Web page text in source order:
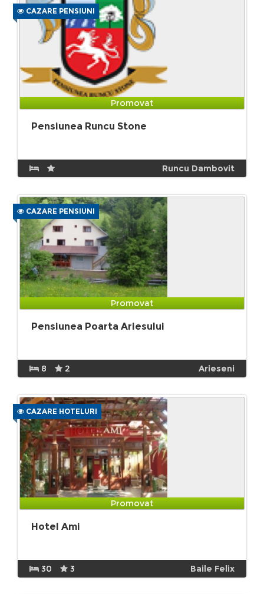
CAZARE PENSIUNI
Promovat
Pensiunea Runcu Stone
Runcu Dambovit
CAZARE PENSIUNI
Promovat
Pensiunea Poarta Ariesului
8 2 Arieseni
CAZARE HOTELURI
Promovat
Hotel Ami
30 3 Baile Felix